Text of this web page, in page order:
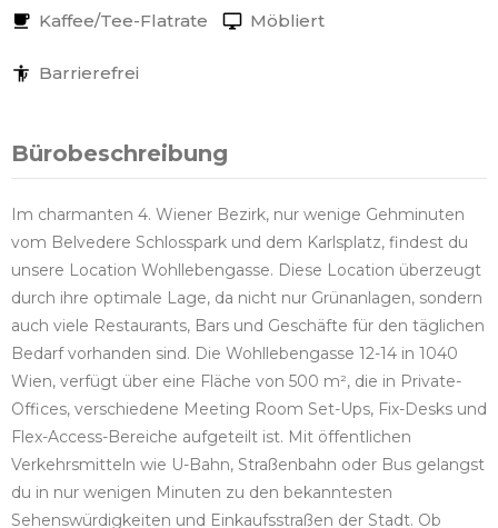
Kaffee/Tee-Flatrate Möbliert
Barrierefrei
Bürobeschreibung
Im charmanten 4. Wiener Bezirk, nur wenige Gehminuten
vom Belvedere Schlosspark und dem Karlsplatz, findest du
unsere Location Wohllebengasse. Diese Location überzeugt
durch ihre optimale Lage, da nicht nur Grünanlagen, sondern
auch viele Restaurants, Bars und Geschäfte für den täglichen
Bedarf vorhanden sind. Die Wohllebengasse 12-14 in 1040
Wien, verfügt über eine Fläche von 500 m², die in Private-
Offices, verschiedene Meeting Room Set-Ups, Fix-Desks und
Flex-Access-Bereiche aufgeteilt ist. Mit öffentlichen
Verkehrsmitteln wie U-Bahn, Straßenbahn oder Bus gelangst
du in nur wenigen Minuten zu den bekanntesten
Sehenswürdigkeiten und Einkaufsstraßen der Stadt. Ob